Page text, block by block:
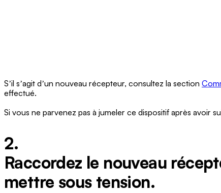
Sʼil sʼagit dʼun nouveau récepteur, consultez la section
effectué.
Si vous ne parvenez pas à jumeler ce dispositif après avoir
2.
Raccordez le nouveau
mettre sous tension.